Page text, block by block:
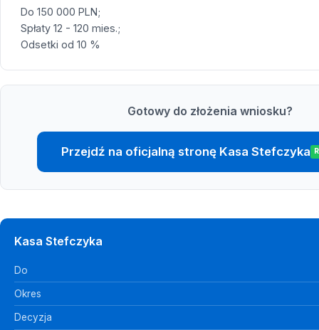
Do 150 000 PLN;
Spłaty 12 - 120 mies.;
Odsetki od 10 %
Gotowy do złożenia wniosku?
Przejdź na oficjalną stronę Kasa Stefczyka
Kasa Stefczyka
Do
Okres
Decyzja